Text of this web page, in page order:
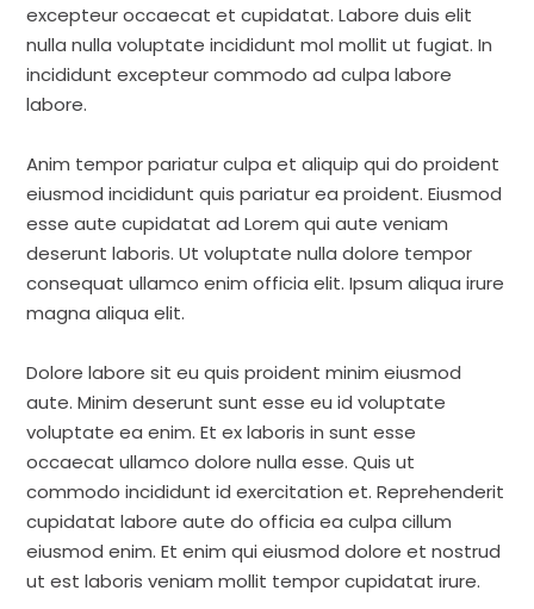
excepteur occaecat et cupidatat. Labore duis elit
nulla nulla voluptate incididunt mol mollit ut fugiat. In
incididunt excepteur commodo ad culpa labore
labore.
Anim tempor pariatur culpa et aliquip qui do proident
eiusmod incididunt quis pariatur ea proident. Eiusmod
esse aute cupidatat ad Lorem qui aute veniam
deserunt laboris. Ut voluptate nulla dolore tempor
consequat ullamco enim officia elit. Ipsum aliqua irure
magna aliqua elit.
Dolore labore sit eu quis proident minim eiusmod
aute. Minim deserunt sunt esse eu id voluptate
voluptate ea enim. Et ex laboris in sunt esse
occaecat ullamco dolore nulla esse. Quis ut
commodo incididunt id exercitation et. Reprehenderit
cupidatat labore aute do officia ea culpa cillum
eiusmod enim. Et enim qui eiusmod dolore et nostrud
ut est laboris veniam mollit tempor cupidatat irure.